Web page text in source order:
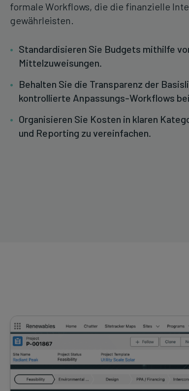
formale Workflows, die die finanzielle
gewährleisten.
Standardisieren Sie Budgets mithilfe
Mittelzuweisungen.
Behalten Sie die Transparenz der
kontrollierte Anpassungs-Workflows
Organisieren Sie Kosten in klaren
und Reporting zu vereinfachen.